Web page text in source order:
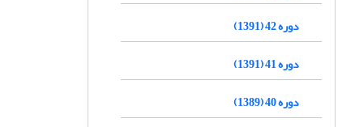
دوره 42 (1391)
دوره 41 (1391)
دوره 40 (1389)